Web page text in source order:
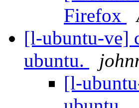
Firefox
[l-ubuntu-ve]
ubuntu.
[l-